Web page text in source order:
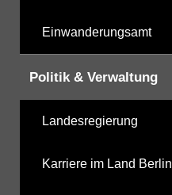
Einwanderungsamt
Politik & Verwaltung
Landesregierung
Karriere im Land Berlin